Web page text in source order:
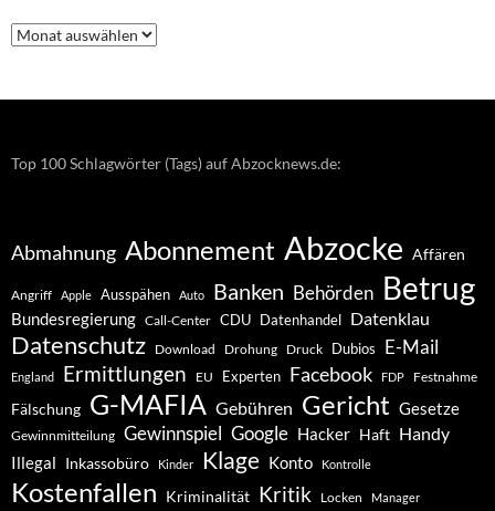
Nachrichten
–
Top 100 Schlagwörter (Tags) auf Abzocknews.de:
Abmahnung Abonnement Abzocke Affären
Angriff Apple Ausspähen Auto Banken Behörden Betrug
Bundesregierung Call-Center CDU Datenhandel Datenklau
Datenschutz Download Drohung Druck Dubios E-Mail
England Ermittlungen EU Experten Facebook FDP Festnahme
Fälschung G-MAFIA Gebühren Gericht Gesetze
Gewinnmitteilung Gewinnspiel Google Hacker Haft Handy
Illegal Inkassobüro Kinder Klage Konto Kontrolle
Kostenfallen Kriminalität Kritik Locken Manager